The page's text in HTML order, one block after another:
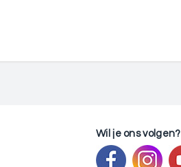
Wil je ons volgen?